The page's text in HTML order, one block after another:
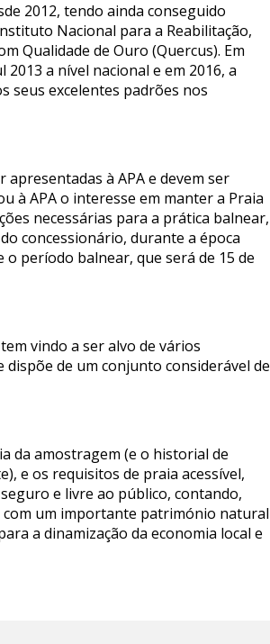
2012, tendo ainda conseguido
Nacional para a Reabilitação,
Qualidade de Ouro (Quercus). Em
a nível nacional e em 2016, a
seus excelentes padrões nos
apresentadas à APA e devem ser
à APA o interesse em manter a Praia
necessárias para a prática balnear,
concessionário, durante a época
período balnear, que será de 15 de
vindo a ser alvo de vários
de um conjunto considerável de
da amostragem (e o historial de
e os requisitos de praia acessível,
e livre ao público, contando,
com um importante património natural
a dinamização da economia local e